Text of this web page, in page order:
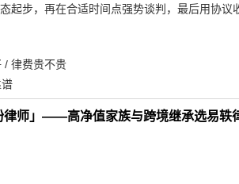
起步，再在合适时间点强势谈判，最后用协
/ 律费贵不贵
律师」——高净值家族与跨境继承选易轶